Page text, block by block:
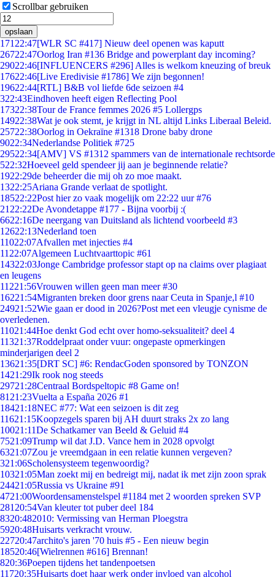
Scrollbar gebruiken
opslaan
171 22:47[WLR SC #417] Nieuw deel openen was kaputt
26722:47Oorlog Iran #136 Bridge and powerplant day incoming?
29022:46[INFLUENCERS #296] Alles is welkom kneuzing of breuk
17622:46[Live Eredivisie #1786] We zijn begonnen!
19622:44[RTL] B&B vol liefde 6de seizoen #4
322:43Eindhoven heeft eigen Reflecting Pool
17322:38Tour de France femmes 2026 #5 Lollergps
14922:38Wat je ook stemt, je krijgt in NL altijd Links Liberaal Beleid.
25722:38Oorlog in Oekraïne #1318 Drone baby drone
9022:34Nederlandse Politiek #725
29522:34[AMV] VS #1312 spammers van de internationale rechtsorde
522:32Hoeveel geld spendeer jij aan je beginnende relatie?
1922:29de beheerder die mij oh zo moe maakt.
1322:25Ariana Grande verlaat de spotlight.
18522:22Post hier zo vaak mogelijk om 22:22 uur #76
21 22:22De Avondetappe #177 - Bijna voorbij :(
6622:16De neergang van Duitsland als lichtend voorbeeld #3
12622:13Nederland toen
11022:07Afvallen met injecties #4
11 22:07Algemeen Luchtvaarttopic #61
14322:03Jonge Cambridge professor stapt op na claims over plagiaat
en leugens
11221:56Vrouwen willen geen man meer #30
16221:54Migranten breken door grens naar Ceuta in Spanje,l #10
24921:52Wie gaan er dood in 2026?Post met een vleugje cynisme de
overledenen.
11021:44Hoe denkt God echt over homo-seksualiteit? deel 4
11321:37Roddelpraat onder vuur: ongepaste opmerkingen
minderjarigen deel 2
13621:35[DRT SC] #6: RendacGoden sponsored by TONZON
1421:29Ik rook nog steeds
29721:28Centraal Bordspeltopic #8 Game on!
81 21:23Vuelta a España 2026 #1
18421:18NEC #77: Wat een seizoen is dit zeg
11621:15Koopzegels sparen bij AH duurt straks 2x zo lang
10021:11De Schatkamer van Beeld & Geluid #4
7521:09Trump wil dat J.D. Vance hem in 2028 opvolgt
6321:07Zou je vreemdgaan in een relatie kunnen vergeven?
321:06Scholensysteem tegenwoordig?
10321:05Man zoekt mij en bedreigt mij, nadat ik met zijn zoon sprak
24421:05Russia vs Ukraine #91
4721:00Woordensamenstelspel #1184 met 2 woorden spreken SVP
281 20:54Van kleuter tot puber deel 184
8320:482010: Vermissing van Herman Ploegstra
5920:48Huisarts verkracht vrouw.
22720:47archito's jaren '70 huis #5 - Een nieuw begin
18520:46[Wielrennen #616] Brennan!
820:36Poepen tijdens het tandenpoetsen
11720:35Huisarts doet haar werk onder invloed van alcohol